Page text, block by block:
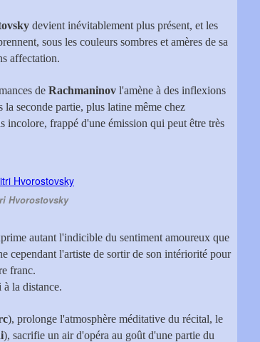
devient inévitablement plus présent, et les
sous les couleurs sombres et amères de sa
affectation.
de Rachmaninov l'amène à des inflexions
seconde partie, plus latine même chez
incolore, frappé d'une émission qui peut être très
Hvorostovsky
autant l'indicible du sentiment amoureux que
cependant l'artiste de sortir de son intériorité pour
franc.
la distance.
), prolonge l'atmosphère méditative du récital, le
), sacrifie un air d'opéra au goût d'une partie du